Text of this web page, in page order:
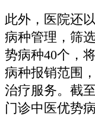
此外，医院还
病种管理，筛
势病种40个，
病种报销范围
治疗服务。截
门诊中医优势